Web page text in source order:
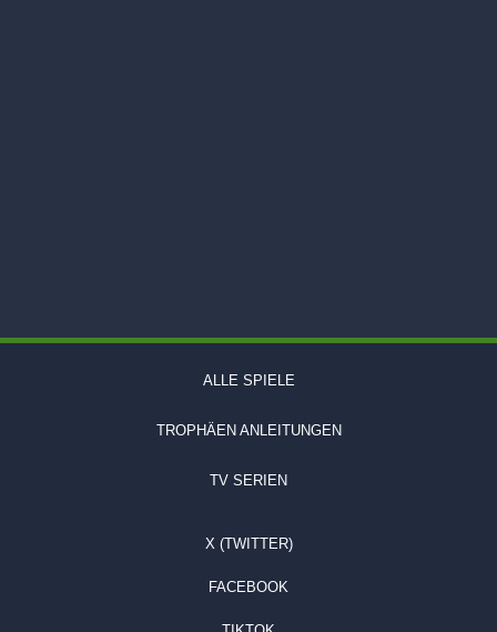
ALLE SPIELE
TROPHÄEN ANLEITUNGEN
TV SERIEN
X (TWITTER)
FACEBOOK